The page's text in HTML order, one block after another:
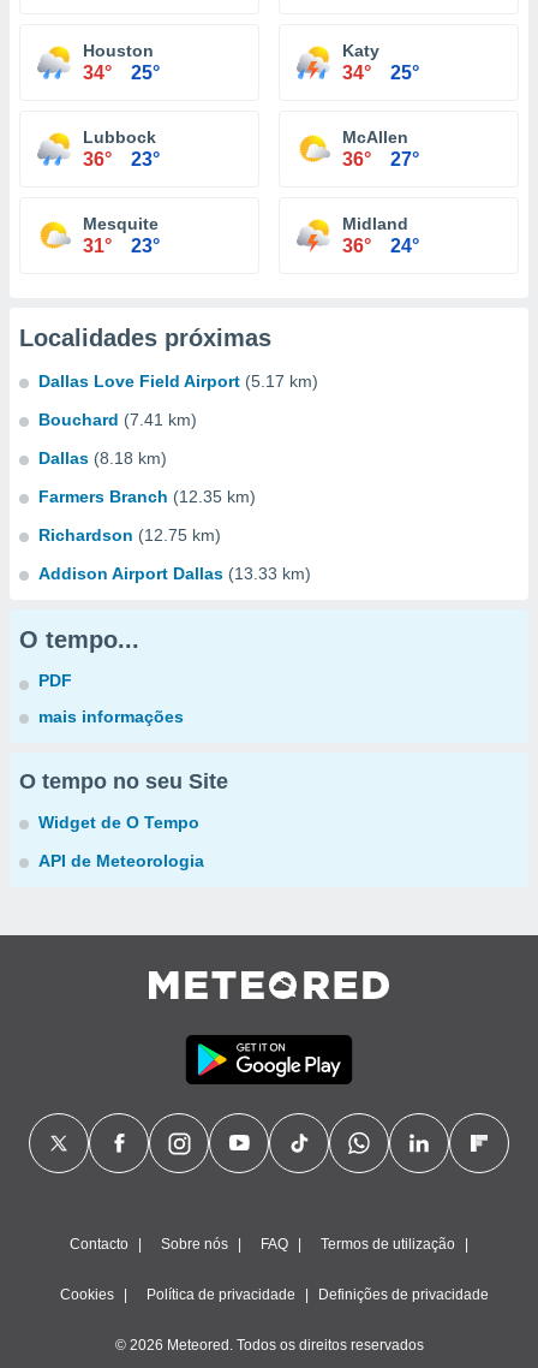
Houston
34° 25°
Katy
34° 25°
Lubbock
36° 23°
McAllen
36° 27°
Mesquite
31° 23°
Midland
36° 24°
Localidades próximas
Dallas Love Field Airport (5.17 km)
Bouchard (7.41 km)
Dallas (8.18 km)
Farmers Branch (12.35 km)
Richardson (12.75 km)
Addison Airport Dallas (13.33 km)
O tempo...
PDF
mais informações
O tempo no seu Site
Widget de O Tempo
API de Meteorologia
Contacto Sobre nós FAQ Termos de utilização
Cookies Política de privacidade Definições de privacidade
© 2026 Meteored. Todos os direitos reservados